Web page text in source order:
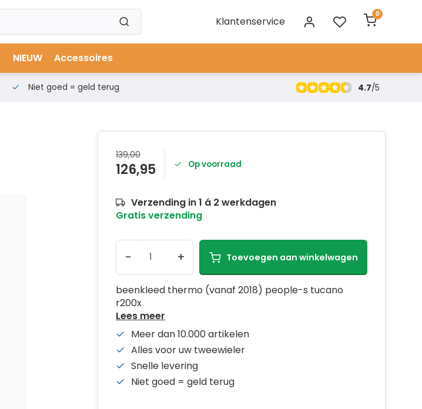
Klantenservice
0
NIEUW Accessoires
Niet goed = geld terug 4.7/5
139,00
126,95 Op voorraad
Verzending in 1 á 2 werkdagen
Gratis verzending
- + Toevoegen aan winkelwagen
beenkleed thermo (vanaf 2018) people-s tucano
r200x
Lees meer
Meer dan 10.000 artikelen
Alles voor uw tweewieler
Snelle levering
Niet goed = geld terug